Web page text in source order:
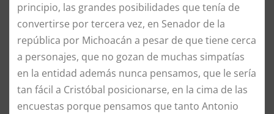
principio, las grandes posibilidades que tenía de
convertirse por tercera vez, en Senador de la
república por Michoacán a pesar de que tiene cerca
a personajes, que no gozan de muchas simpatías
en la entidad además nunca pensamos, que le sería
tan fácil a Cristóbal posicionarse, en la cima de las
encuestas porque pensamos que tanto Antonio